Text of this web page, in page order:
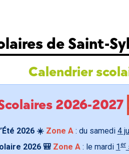
de Saint-
Calendrier
2026-2027
2026 ☀️ Zone A: du samedi 4
2026 🎒 Zone A: le mardi 1er